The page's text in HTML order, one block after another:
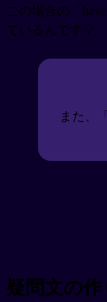
この場合の「
ているんです💡
また、
疑問文の